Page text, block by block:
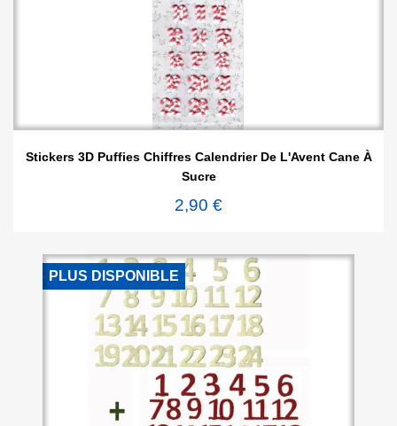
Stickers 3D Puffies Chiffres Calendrier De L'Avent Cane À
Sucre
2,90 €
PLUS DISPONIBLE